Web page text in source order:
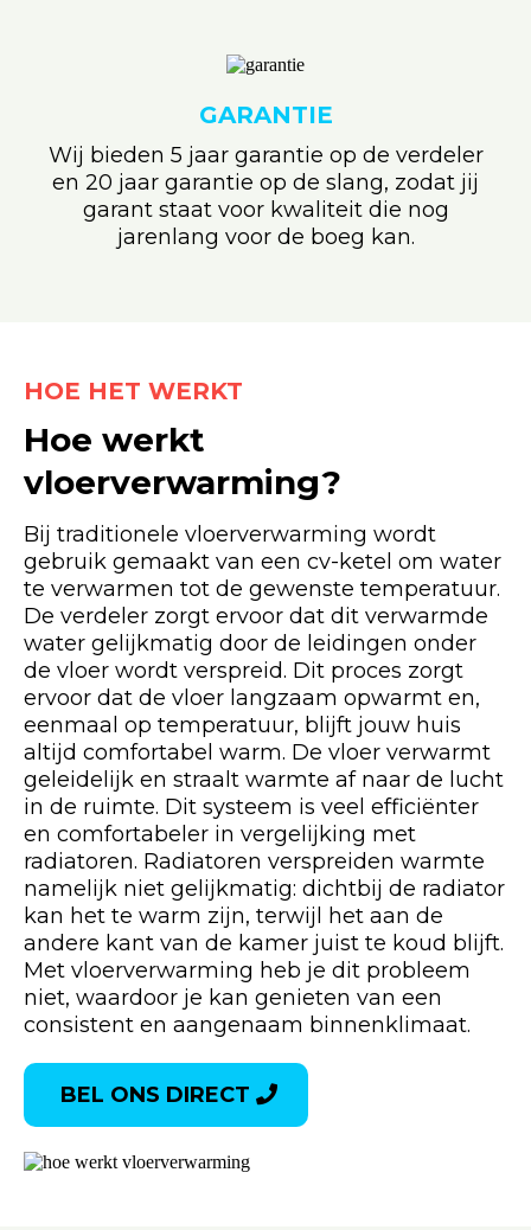
GARANTIE
Wij bieden 5 jaar garantie op de verdeler
en 20 jaar garantie op de slang, zodat jij
garant staat voor kwaliteit die nog
jarenlang voor de boeg kan.
HOE HET WERKT
Hoe werkt
vloerverwarming?
Bij traditionele vloerverwarming wordt
gebruik gemaakt van een cv-ketel om water
te verwarmen tot de gewenste temperatuur.
De verdeler zorgt ervoor dat dit verwarmde
water gelijkmatig door de leidingen onder
de vloer wordt verspreid. Dit proces zorgt
ervoor dat de vloer langzaam opwarmt en,
eenmaal op temperatuur, blijft jouw huis
altijd comfortabel warm. De vloer verwarmt
geleidelijk en straalt warmte af naar de lucht
in de ruimte. Dit systeem is veel efficiënter
en comfortabeler in vergelijking met
radiatoren. Radiatoren verspreiden warmte
namelijk niet gelijkmatig: dichtbij de radiator
kan het te warm zijn, terwijl het aan de
andere kant van de kamer juist te koud blijft.
Met vloerverwarming heb je dit probleem
niet, waardoor je kan genieten van een
consistent en aangenaam binnenklimaat.
BEL ONS DIRECT